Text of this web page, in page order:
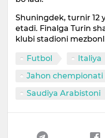
Shuningdek, turnir 12
etadi. Finalga Turin
klubi stadioni
Futbol
Italiya
Jahon chempionati
Saudiya Arabistoni